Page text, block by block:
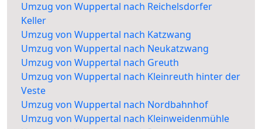
Umzug von Wuppertal nach Reichelsdorfer
Keller
Umzug von Wuppertal nach Katzwang
Umzug von Wuppertal nach Neukatzwang
Umzug von Wuppertal nach Greuth
Umzug von Wuppertal nach Kleinreuth hinter der
Veste
Umzug von Wuppertal nach Nordbahnhof
Umzug von Wuppertal nach Kleinweidenmühle